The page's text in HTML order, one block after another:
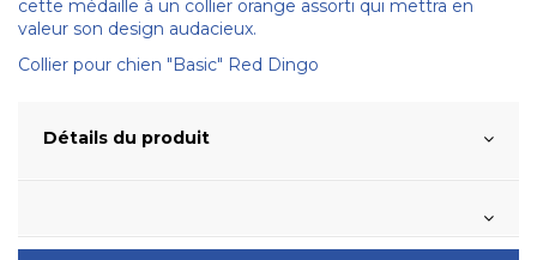
cette médaille à un collier orange assorti qui mettra en
valeur son design audacieux.
Collier pour chien "Basic" Red Dingo
Détails du produit